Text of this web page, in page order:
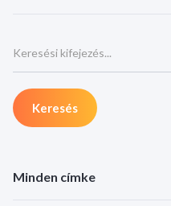
Minden címke